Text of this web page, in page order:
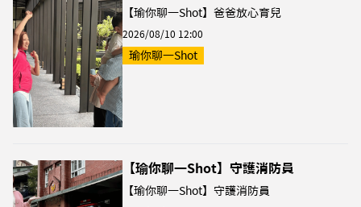
【瑜你聊一Shot】爸爸放心育兒
2026/08/10 12:00
瑜你聊一Shot
【瑜你聊一Shot】守護消防員
【瑜你聊一Shot】守護消防員